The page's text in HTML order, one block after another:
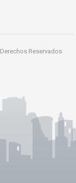
Reservados